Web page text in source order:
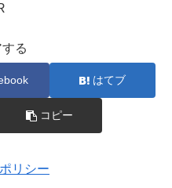
る
はてブ
コピー
リシー